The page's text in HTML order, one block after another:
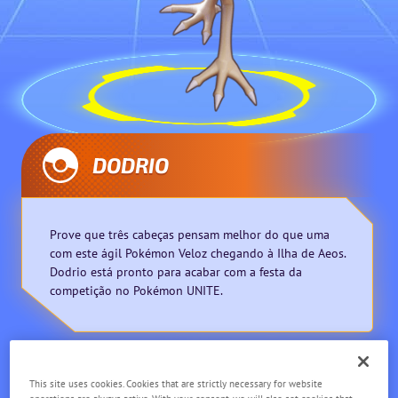
DODRIO
Prove que três cabeças pensam melhor do que uma
com este ágil Pokémon Veloz chegando à Ilha de Aeos.
Dodrio está pronto para acabar com a festa da
competição no Pokémon UNITE.
Veloz
Melee
This site uses cookies. Cookies that are strictly necessary for website